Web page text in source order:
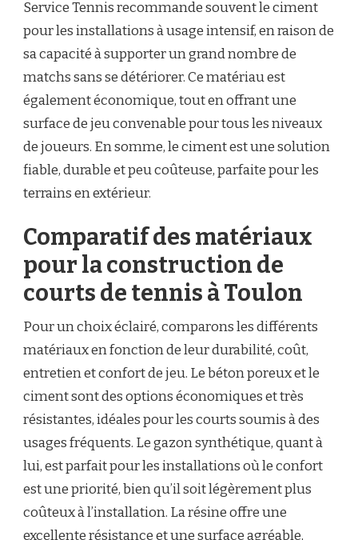
Service Tennis recommande souvent le ciment
pour les installations à usage intensif, en raison de
sa capacité à supporter un grand nombre de
matchs sans se détériorer. Ce matériau est
également économique, tout en offrant une
surface de jeu convenable pour tous les niveaux
de joueurs. En somme, le ciment est une solution
fiable, durable et peu coûteuse, parfaite pour les
terrains en extérieur.
Comparatif des matériaux
pour la construction de
courts de tennis à Toulon
Pour un choix éclairé, comparons les différents
matériaux en fonction de leur durabilité, coût,
entretien et confort de jeu. Le béton poreux et le
ciment sont des options économiques et très
résistantes, idéales pour les courts soumis à des
usages fréquents. Le gazon synthétique, quant à
lui, est parfait pour les installations où le confort
est une priorité, bien qu’il soit légèrement plus
coûteux à l’installation. La résine offre une
excellente résistance et une surface agréable,